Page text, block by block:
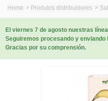
Home > Produtos distribuidores >
El viernes 7 de agosto nuestras
Seguiremos procesando y enviando
Gracias por su comprensión.